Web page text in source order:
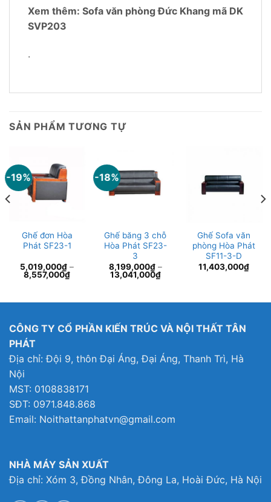
Xem thêm: Sofa văn phòng Đức Khang mã DK
SVP203
.
SẢN PHẨM TƯƠNG TỰ
-19%
Ghế đơn Hòa
Phát SF23-1
5,019,000₫ –
8,557,000₫
-18%
Ghế băng 3 chỗ
Hòa Phát SF23-
3
8,199,000₫–
13,041,000₫
Ghế Sofa văn
phòng Hòa Phát
SF11-3-D
11,403,000₫
CÔNG TY CỔ PHẦN KIẾN TRÚC VÀ NỘI THẤT TÂN
PHÁT
Địa chỉ: Đội 9, thôn Đại Áng, Đại Áng, Thanh Trì, Hà
Nội
MST: 0108838171
SĐT: 0971.848.868
Email: Noithattanphatvn@gmail.com
NHÀ MÁY SẢN XUẤT
Địa chỉ: Xóm 3, Đồng Nhân, Đông La, Hoài Đức, Hà Nội